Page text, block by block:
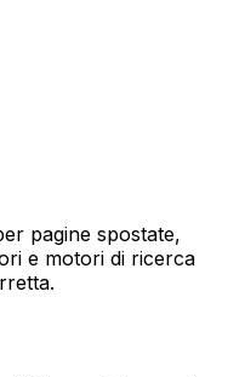
pagine spostate,
e motori di ricerca